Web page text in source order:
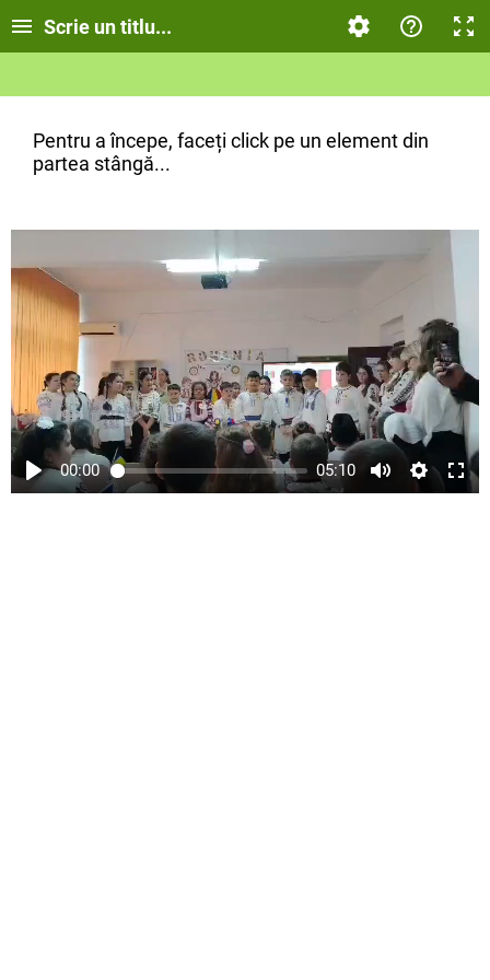
Scrie un titlu...
Pentru a începe, faceți click pe un element din
partea stângă...
00:00 05:10